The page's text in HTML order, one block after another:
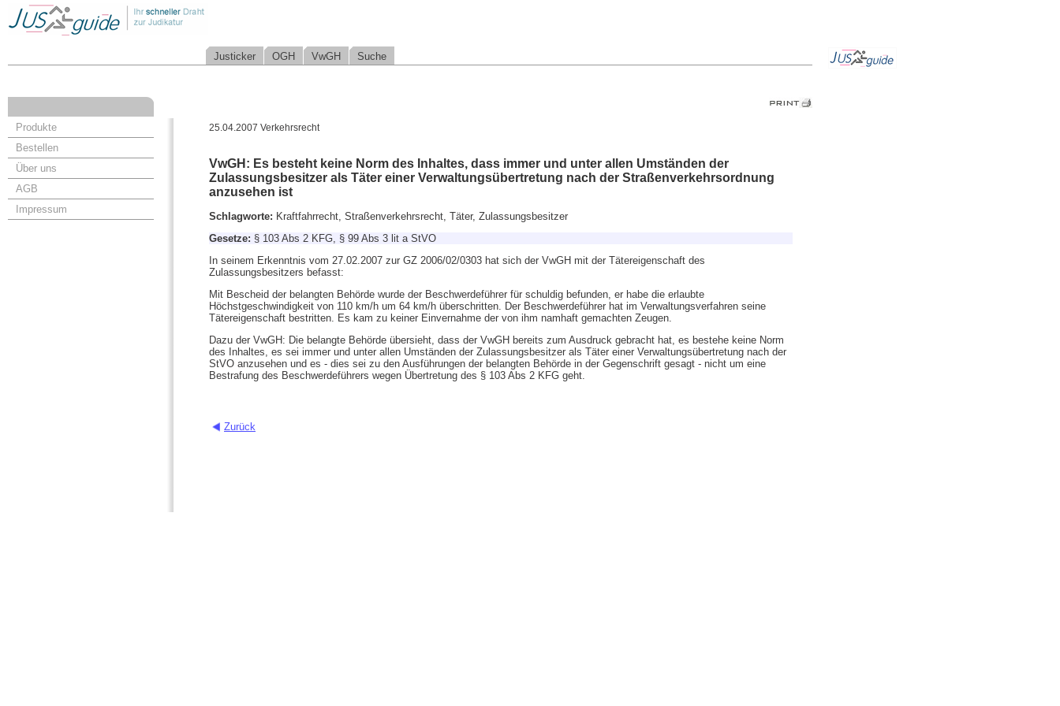
Justicker OGH VwGH Suche
Produkte
Bestellen
Über uns
AGB
Impressum
25.04.2007 Verkehrsrecht
VwGH: Es besteht keine Norm des Inhaltes, dass immer und unter allen Umständen der
Zulassungsbesitzer als Täter einer Verwaltungsübertretung nach der Straßenverkehrsordnung
anzusehen ist
Schlagworte: Kraftfahrrecht, Straßenverkehrsrecht, Täter, Zulassungsbesitzer
Gesetze: § 103 Abs 2 KFG, § 99 Abs 3 lit a StVO
In seinem Erkenntnis vom 27.02.2007 zur GZ 2006/02/0303 hat sich der VwGH mit der Tätereigenschaft des
Zulassungsbesitzers befasst:
Mit Bescheid der belangten Behörde wurde der Beschwerdeführer für schuldig befunden, er habe die erlaubte
Höchstgeschwindigkeit von 110 km/h um 64 km/h überschritten. Der Beschwerdeführer hat im Verwaltungsverfahren seine
Tätereigenschaft bestritten. Es kam zu keiner Einvernahme der von ihm namhaft gemachten Zeugen.
Dazu der VwGH: Die belangte Behörde übersieht, dass der VwGH bereits zum Ausdruck gebracht hat, es bestehe keine Norm
des Inhaltes, es sei immer und unter allen Umständen der Zulassungsbesitzer als Täter einer Verwaltungsübertretung nach der
StVO anzusehen und es - dies sei zu den Ausführungen der belangten Behörde in der Gegenschrift gesagt - nicht um eine
Bestrafung des Beschwerdeführers wegen Übertretung des § 103 Abs 2 KFG geht.
Zurück